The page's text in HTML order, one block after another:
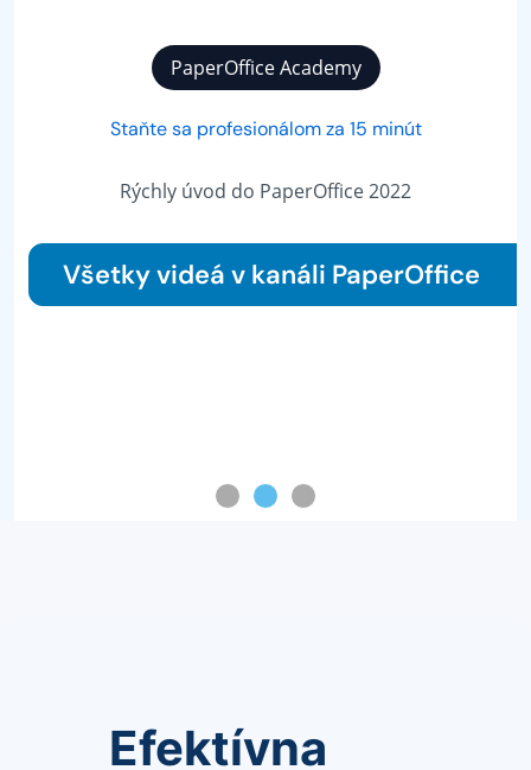
PaperOffice Academy
Staňte sa profesionálom za 15 minút
Rýchly úvod do PaperOffice 2022
Všetky videá v kanáli PaperOffice
Efektívna